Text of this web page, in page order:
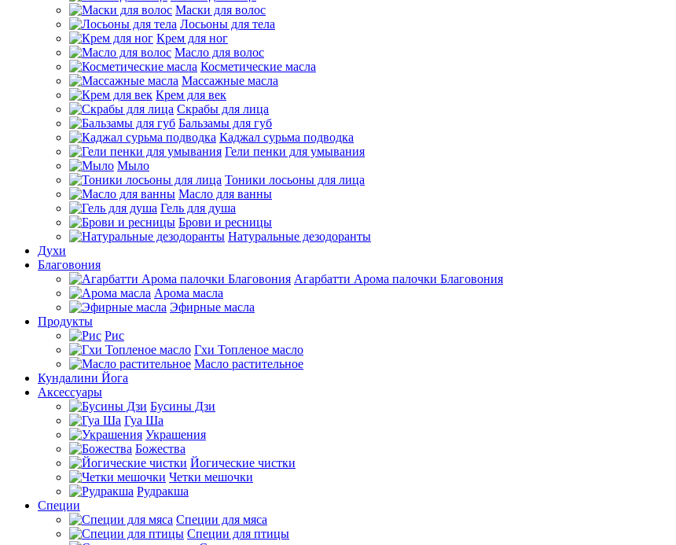
Маски для волос
Лосьоны для тела
Крем для ног
Масло для волос
Косметические масла
Массажные масла
Крем для век
Скрабы для лица
Бальзамы для губ
Каджал сурьма подводка
Гели пенки для умывания
Мыло
Тоники лосьоны для лица
Масло для ванны
Гель для душа
Брови и ресницы
Натуральные дезодоранты
Духи
Благовония
Агарбатти Арома палочки Благовония
Арома масла
Эфирные масла
Продукты
Рис
Гхи Топленое масло
Масло растительное
Кундалини Йога
Аксессуары
Бусины Дзи
Гуа Ша
Украшения
Божества
Йогические чистки
Четки мешочки
Рудракша
Специи
Специи для мяса
Специи для птицы